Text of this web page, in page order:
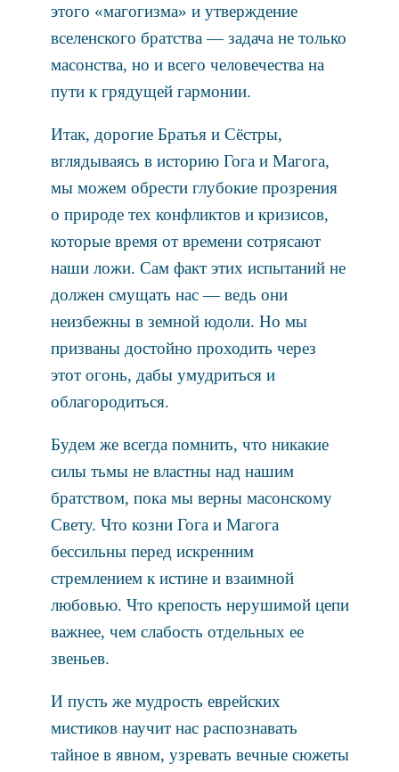
этого «магогизма» и утверждение
вселенского братства — задача не только
масонства, но и всего человечества на
пути к грядущей гармонии.
Итак, дорогие Братья и Сёстры,
вглядываясь в историю Гога и Магога,
мы можем обрести глубокие прозрения
о природе тех конфликтов и кризисов,
которые время от времени сотрясают
наши ложи. Сам факт этих испытаний не
должен смущать нас — ведь они
неизбежны в земной юдоли. Но мы
призваны достойно проходить через
этот огонь, дабы умудриться и
облагородиться.
Будем же всегда помнить, что никакие
силы тьмы не властны над нашим
братством, пока мы верны масонскому
Свету. Что козни Гога и Магога
бессильны перед искренним
стремлением к истине и взаимной
любовью. Что крепость нерушимой цепи
важнее, чем слабость отдельных ее
звеньев.
И пусть же мудрость еврейских
мистиков научит нас распознавать
тайное в явном, узревать вечные сюжеты